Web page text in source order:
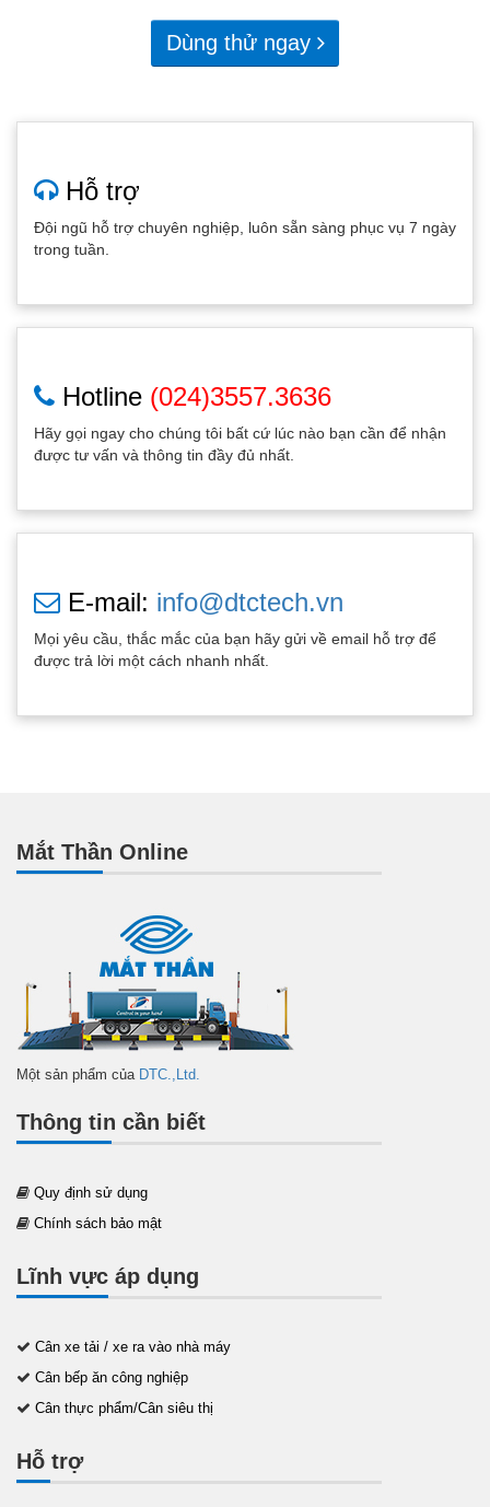
Dùng thử ngay
Hỗ trợ
Đội ngũ hỗ trợ chuyên nghiệp, luôn sẵn sàng phục vụ 7 ngày
trong tuần.
Hotline (024)3557.3636
Hãy gọi ngay cho chúng tôi bất cứ lúc nào bạn cần để nhận
được tư vấn và thông tin đầy đủ nhất.
E-mail: info@dtctech.vn
Mọi yêu cầu, thắc mắc của bạn hãy gửi về email hỗ trợ để
được trả lời một cách nhanh nhất.
Mắt Thần Online
Một sản phẩm của DTC.,Ltd.
Thông tin cần biết
Quy định sử dụng
Chính sách bảo mật
Lĩnh vực áp dụng
Cân xe tải / xe ra vào nhà máy
Cân bếp ăn công nghiệp
Cân thực phẩm/Cân siêu thị
Hỗ trợ